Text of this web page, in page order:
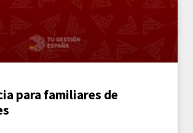
para familiares de